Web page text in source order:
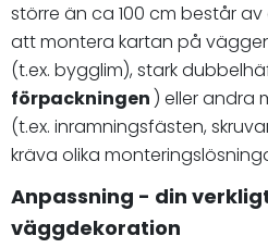
större än ca 100 cm består av
att montera kartan på
(t.ex. bygglim), stark
förpackningen ) eller andra
(t.ex. inramningsfästen,
kräva olika
Anpassning - din
väggdekoration